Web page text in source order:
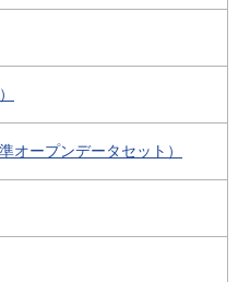
オープンデータセット）